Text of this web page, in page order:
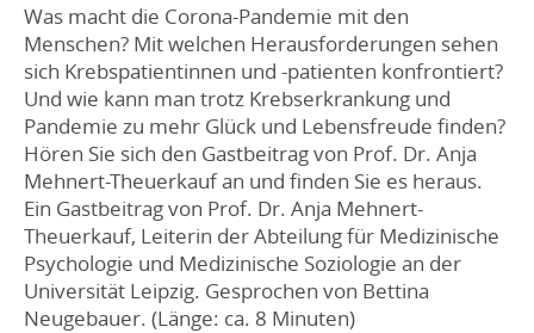
Was macht die Corona-Pandemie mit den
Menschen? Mit welchen Herausforderungen sehen
sich Krebspatientinnen und -patienten konfrontiert?
Und wie kann man trotz Krebserkrankung und
Pandemie zu mehr Glück und Lebensfreude finden?
Hören Sie sich den Gastbeitrag von Prof. Dr. Anja
Mehnert-Theuerkauf an und finden Sie es heraus.
Ein Gastbeitrag von Prof. Dr. Anja Mehnert-
Theuerkauf, Leiterin der Abteilung für Medizinische
Psychologie und Medizinische Soziologie an der
Universität Leipzig. Gesprochen von Bettina
Neugebauer. (Länge: ca. 8 Minuten)